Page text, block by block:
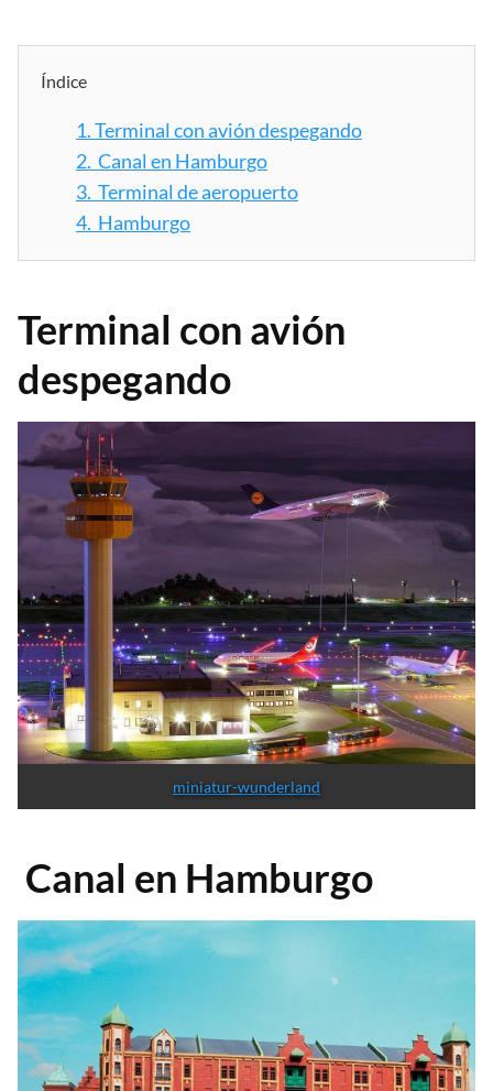
Índice
1.Terminal con avión despegando
2. Canal en Hamburgo
3. Terminal de aeropuerto
4. Hamburgo
Terminal con avión
despegando
miniatur-wunderland
Canal en Hamburgo